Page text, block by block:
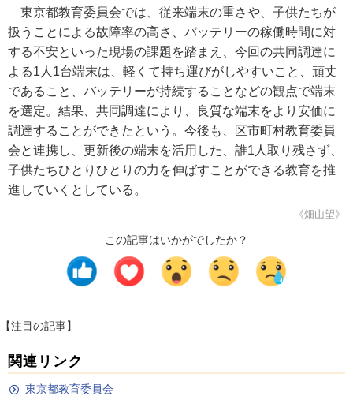
東京都教育委員会では、従来端末の重さや、子供たちが
扱うことによる故障率の高さ、バッテリーの稼働時間に対
する不安といった現場の課題を踏まえ、今回の共同調達に
よる1人1台端末は、軽くて持ち運びがしやすいこと、頑丈
であること、バッテリーが持続することなどの観点で端末
を選定。結果、共同調達により、良質な端末をより安価に
調達することができたという。今後も、区市町村教育委員
会と連携し、更新後の端末を活用した、誰1人取り残さず、
子供たちひとりひとりの力を伸ばすことができる教育を推
進していくとしている。
《畑山望》
この記事はいかがでしたか？
【注目の記事】
関連リンク
東京都教育委員会